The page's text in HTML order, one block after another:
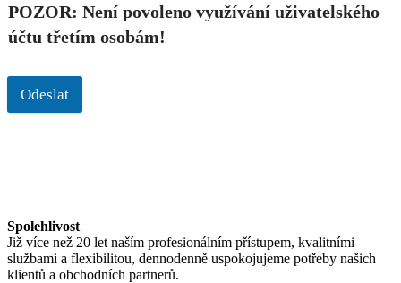
POZOR: Není povoleno využívání uživatelského
účtu třetím osobám!
Odeslat
Spolehlivost
Již více než 20 let naším profesionálním přístupem, kvalitními
službami a flexibilitou, dennodenně uspokojujeme potřeby našich
klientů a obchodních partnerů.